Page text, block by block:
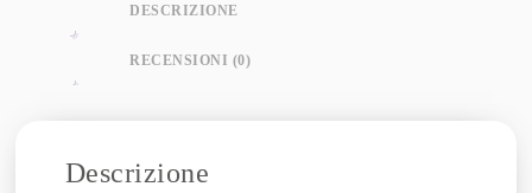
DESCRIZIONE
RECENSIONI (0)
Descrizione